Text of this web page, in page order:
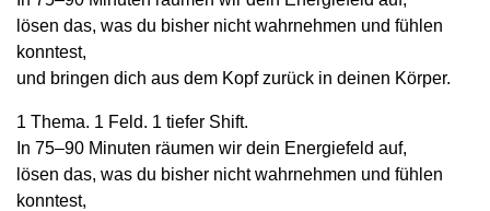
lösen das, was du bisher nicht wahrnehmen und fühlen
konntest,
und bringen dich aus dem Kopf zurück in deinen Körper.
1 Thema. 1 Feld. 1 tiefer Shift.
In 75–90 Minuten räumen wir dein Energiefeld auf,
lösen das, was du bisher nicht wahrnehmen und fühlen
konntest,